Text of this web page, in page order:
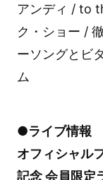
アンディ / to
ク・ショー /
ーソングとビ
ム
●ライブ情報
オフィシャル
記念 会員限定